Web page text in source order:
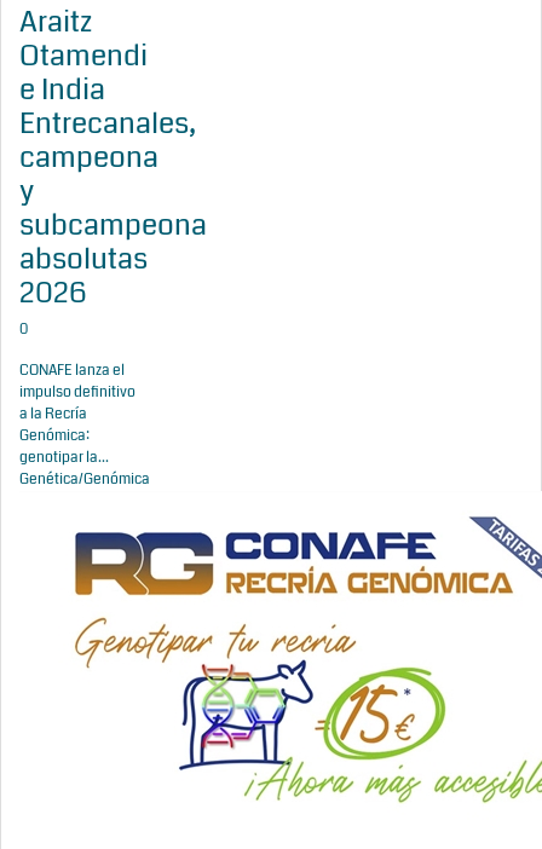
Araitz
Otamendi
e India
Entrecanales,
campeona
y
subcampeona
absolutas
2026
0
CONAFE lanza el
impulso definitivo
a la Recría
Genómica:
genotipar la...
Genética/Genómica